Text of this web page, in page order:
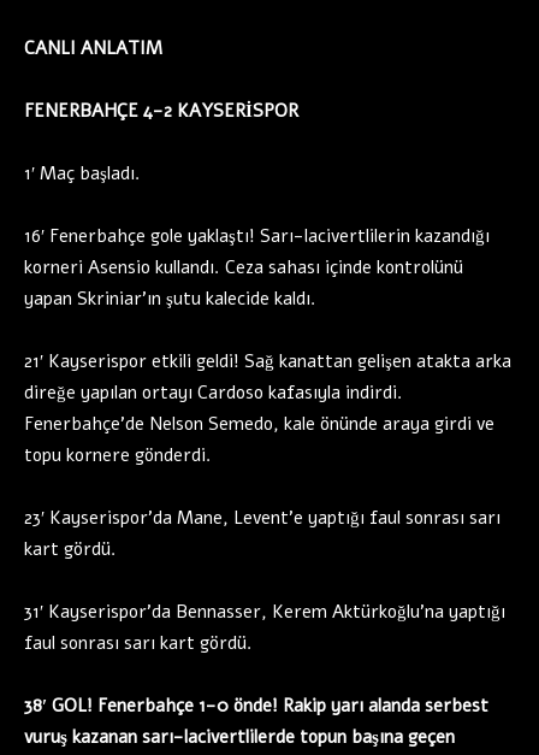
CANLI ANLATIM
FENERBAHÇE 4-2 KAYSERİSPOR
1′ Maç başladı.
16′ Fenerbahçe gole yaklaştı! Sarı-lacivertlilerin kazandığı
korneri Asensio kullandı. Ceza sahası içinde kontrolünü
yapan Skriniar’ın şutu kalecide kaldı.
21′ Kayserispor etkili geldi! Sağ kanattan gelişen atakta arka
direğe yapılan ortayı Cardoso kafasıyla indirdi.
Fenerbahçe’de Nelson Semedo, kale önünde araya girdi ve
topu kornere gönderdi.
23′ Kayserispor’da Mane, Levent’e yaptığı faul sonrası sarı
kart gördü.
31′ Kayserispor’da Bennasser, Kerem Aktürkoğlu’na yaptığı
faul sonrası sarı kart gördü.
38′ GOL! Fenerbahçe 1-0 önde! Rakip yarı alanda serbest
vuruş kazanan sarı-lacivertlilerde topun başına geçen